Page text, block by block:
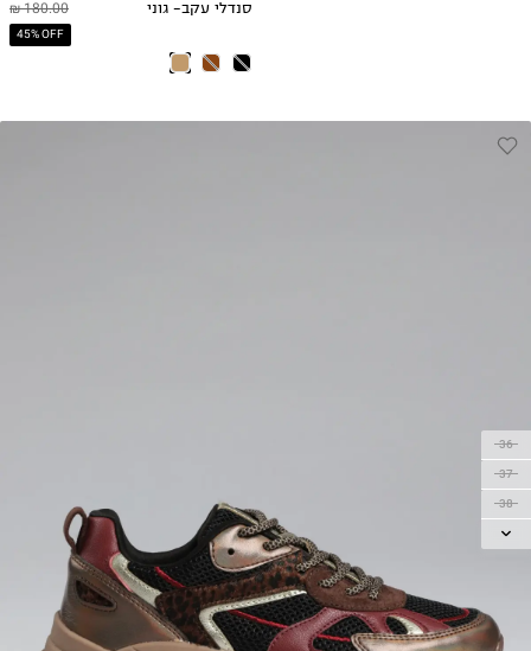
180.00 ₪
45% OFF
סנדלי עקב- גוני
36
37
38
39